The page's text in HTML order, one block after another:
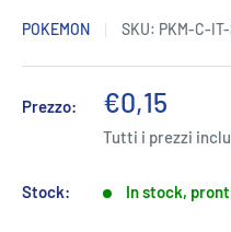
POKEMON SKU: PKM-C-
Prezzo:
Prezzo
scontato
€0,15
Tutti i prezzi
Stock: In stock,